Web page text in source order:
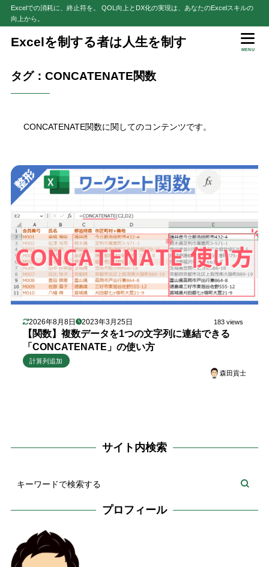
Excelでの消耗に、終止符を。 QOL向上とDX化の実現は、あなたのExcelスキルの
向上から。
Excelを制する者は人生を制す
MENU
タグ：CONCATENATE関数
CONCATENATE関数に関してのコンテンツです。
2026年8月8日 2023年3月25日 183 views
【関数】複数データを1つの文字列に連結できる
「CONCATENATE」の使い方
計算列追加
森田貢士
サイト内検索
プロフィール